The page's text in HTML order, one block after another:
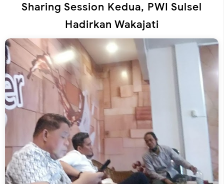
Sharing Session Kedua, PWI Sulsel
Hadirkan Wakajati